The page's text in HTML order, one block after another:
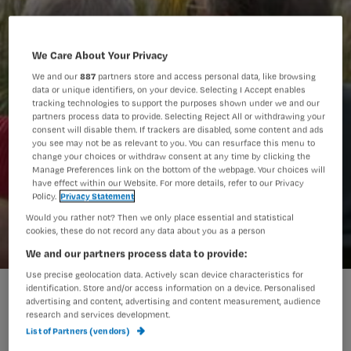
Wel of geen euthanasie bij dementie?
We Care About Your Privacy
We and our887 partners store and access personal data, like browsing
data or unique identifiers, on your device. Selecting I Accept enables
tracking technologies to support the purposes shown under we and our
partners process data to provide. Selecting Reject All or withdrawing your
consent will disable them. If trackers are disabled, some content and ads
you see may not be as relevant to you. You can resurface this menu to
change your choices or withdraw consent at any time by clicking the
Manage Preferences link on the bottom of the webpage. Your choices will
have effect within our Website. For more details, refer to our Privacy
Policy. Privacy Statement
Would you rather not? Then we only place essential and statistical
cookies, these do not record any data about you as a person
We and our partners process data to provide:
Use precise geolocation data. Actively scan device characteristics for
identification. Store and/or access information on a device. Personalised
advertising and content, advertising and content measurement, audience
research and services development.
List of Partners (vendors)